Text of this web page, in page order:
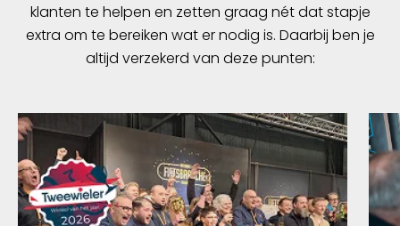
klanten te helpen en zetten graag nét dat stapje
extra om te bereiken wat er nodig is. Daarbij ben je
altijd verzekerd van deze punten: